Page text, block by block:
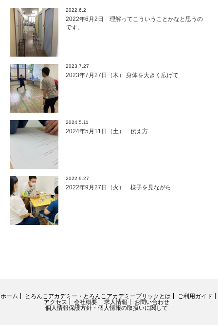
2022.6.2
2022年6月2日 理解ってこういうことかなと思うの
です。
2023.7.27
2023年7月27日（木） 身体を大きく広げて
2024.5.11
2024年5月11日（土） 伝え方
2022.9.27
2022年9月27日（火） 様子を見ながら
ホーム とろんこアカデミー・とろんこアカデミーブリックとは
ご利用ガイド
アクセス
会社概要 求人情報
お問い合わせ
個人情報保護方針・個人情報の取扱いに関して